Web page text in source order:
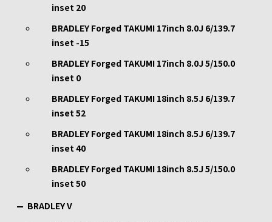
inset 20
BRADLEY Forged TAKUMI 17inch 8.0J 6/139.7
inset -15
BRADLEY Forged TAKUMI 17inch 8.0J 5/150.0
inset 0
BRADLEY Forged TAKUMI 18inch 8.5J 6/139.7
inset 52
BRADLEY Forged TAKUMI 18inch 8.5J 6/139.7
inset 40
BRADLEY Forged TAKUMI 18inch 8.5J 5/150.0
inset 50
BRADLEY V